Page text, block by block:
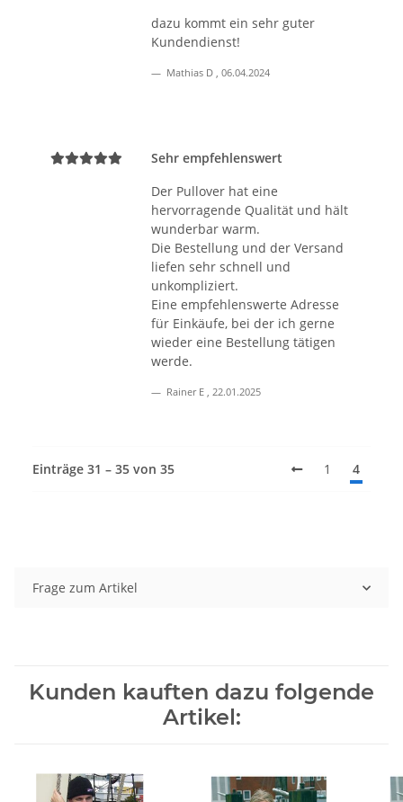
dazu kommt ein sehr guter
Kundendienst!
Mathias D , 06.04.2024
Sehr empfehlenswert
Der Pullover hat eine
hervorragende Qualität und hält
wunderbar warm.
Die Bestellung und der Versand
liefen sehr schnell und
unkompliziert.
Eine empfehlenswerte Adresse
für Einkäufe, bei der ich gerne
wieder eine Bestellung tätigen
werde.
Rainer E , 22.01.2025
Einträge 31 – 35 von 35 1 4
Frage zum Artikel
Kunden kauften dazu folgende
Artikel: